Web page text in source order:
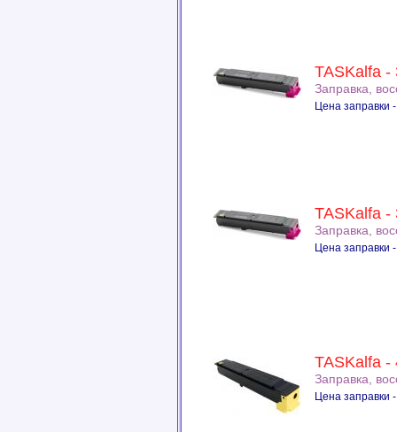
TASKalfa -
Заправка,
Цена заправки
TASKalfa -
Заправка,
Цена заправки
TASKalfa -
Заправка,
Цена заправки